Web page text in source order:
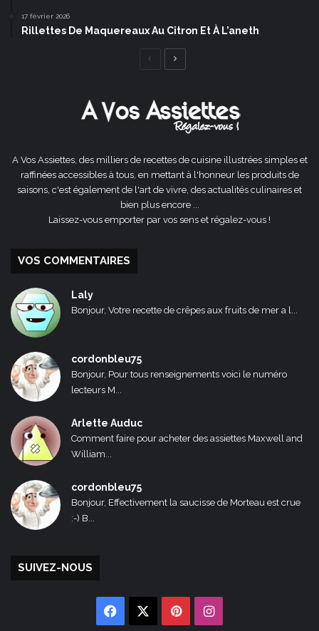
17 février 2026
Rillettes De Maquereaux Au Citron Et À L’aneth
Page
A Vos Assiettes, des milliers de recettes de cuisine illustrées simples et
raffinées accessibles à tous, en mettant à l'honneur les produits de
saisons, c'est également de l'art de vivre, des actualités culinaires et
bien plus encore ...
Laissez-vous emporter par vos sens et régalez-vous !
VOS COMMENTAIRES
Laly
Bonjour, Votre recette de crêpes aux fruits de mer a l...
cordonbleu75
Bonjour, Pour tous renseignements voici le numéro
lecteurs M...
Arlette Auduc
Comment faire pour acheter des assiettes Maxwell and
William...
cordonbleu75
Bonjour, Effectivement la saucisse de Morteau est crue
:-) B...
SUIVEZ-NOUS
Facebook PinterestInstagram